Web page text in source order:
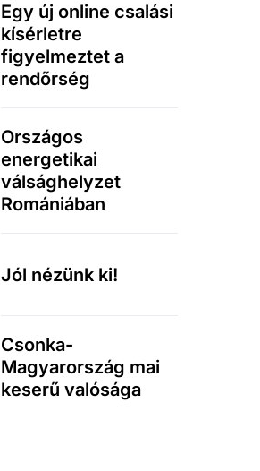
Egy új online csalási
kísérletre
figyelmeztet a
rendőrség
Országos
energetikai
válsághelyzet
Romániában
Jól nézünk ki!
Csonka-
Magyarország mai
keserű valósága